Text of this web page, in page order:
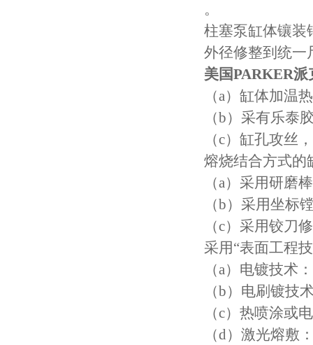
。
柱塞泵缸体镶装
外径修整到统一
美国PARKER
（a）缸体加温
（b）采有乐泰
（c）缸孔攻丝
熔烧结合方式的
（a）采用研磨
（b）采用坐标
（c）采用铰刀
采用“表面工程
（a）电镀技术
（b）电刷镀技
（c）热喷涂或
（d）激光熔敷